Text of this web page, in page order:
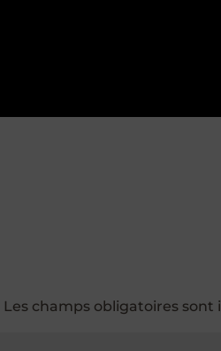
Les champs obligatoires sont